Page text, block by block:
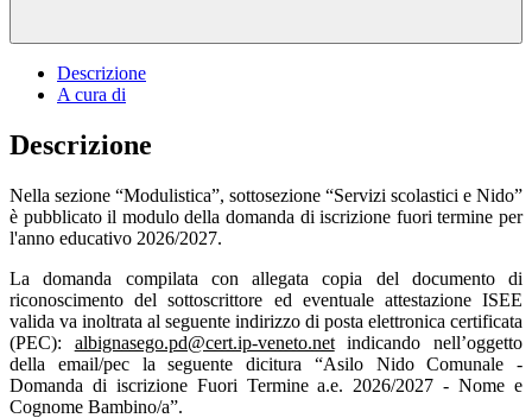
Descrizione
A cura di
Descrizione
Nella sezione “Modulistica”, sottosezione “Servizi scolastici e Nido”
è pubblicato il modulo della domanda di iscrizione fuori termine per
l'anno educativo 2026/2027.
La domanda compilata con allegata copia del documento di
riconoscimento del sottoscrittore ed eventuale attestazione ISEE
valida va inoltrata al seguente indirizzo di posta elettronica certificata
(PEC): albignasego.pd@cert.ip-veneto.netindicando nell’oggetto
della email/pec la seguente dicitura “Asilo Nido Comunale -
Domanda di iscrizione Fuori Termine a.e. 2026/2027 - Nome e
Cognome Bambino/a”.